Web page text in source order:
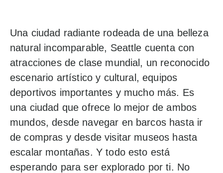
Una ciudad radiante rodeada de una belleza
natural incomparable, Seattle cuenta con
atracciones de clase mundial, un reconocido
escenario artístico y cultural, equipos
deportivos importantes y mucho más. Es
una ciudad que ofrece lo mejor de ambos
mundos, desde navegar en barcos hasta ir
de compras y desde visitar museos hasta
escalar montañas. Y todo esto está
esperando para ser explorado por ti. No